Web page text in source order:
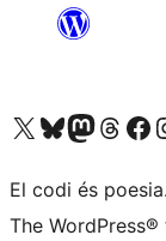
Visiteu el nostre compte X (abans Twitter)
Visiteu el nostre compte de Bluesky
Visiteu el nostre compte
Visiteu el nostreVisiteu la
El codi és poesia.
The